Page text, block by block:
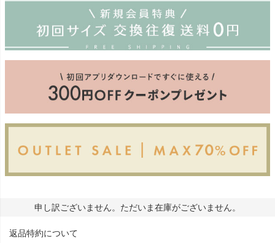
申し訳ございません。ただいま在庫がございません。
返品特約について